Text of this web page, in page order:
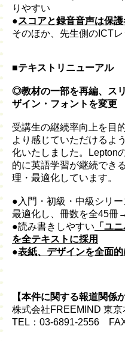
りやすい
●スコアと録音音声は保
そのほか、先生側のICT
■テキストリニューアル
◎教材の一部を再編、ス
ザイン・フォントを変更
受講生の継続率向上を目
より感じていただけるよ
化いたしました。Lepton
的に英語学習が継続でき
理・最適化しています。
●入門・初級・中級シリ
最適化し、冊数を全45冊
●読み書きしやすい 「 ユニ
を全テキストに採用
●表紙、デザインを全面
【本件に関する報道関係
株式会社FREEMIND 東
TEL：03-6891-2556